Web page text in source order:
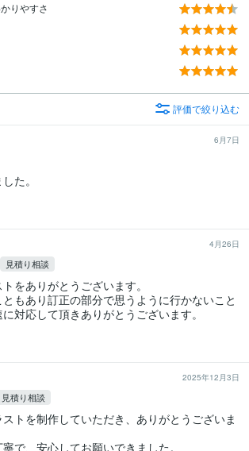
りやすさ
評価で絞り込む
6月7日
た。
4月26日
見積り相談
をありがとうございます。
もあり訂正の部分で思うように行かないこと
対応して頂きありがとうございます。
2025年12月3日
見積り相談
トを制作していただき、ありがとうございま
で、安心してお願いできました。